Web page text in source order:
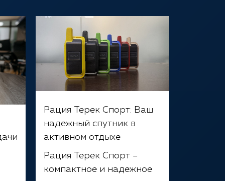
Рация Терек Спорт: Ваш
надежный спутник в
активном отдыхе
Рация Терек Спорт –
компактное и надежное